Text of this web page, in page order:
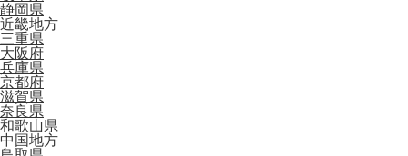
静岡県
近畿地方
三重県
大阪府
兵庫県
京都府
滋賀県
奈良県
和歌山県
中国地方